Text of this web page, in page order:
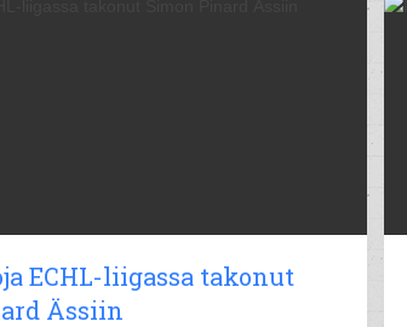
ECHL-liigassa takonut
Ässiin